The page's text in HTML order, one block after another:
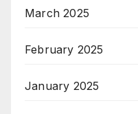
March 2025
February 2025
January 2025